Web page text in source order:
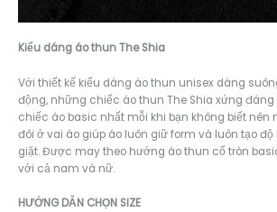
Kiểu dáng áo thun The Shia
Với thiết kế kiểu dáng áo thun unisex dáng
động, những chiếc áo thun The Shia xứng
chiếc áo basic nhất mỗi khi bạn không biết
đôi ở vai áo giúp áo luôn giữ form và luôn tạo
giặt. Được may theo hướng áo thun cổ tròn
với cả nam và nữ.
HƯỚNG DẪN CHỌN SIZE